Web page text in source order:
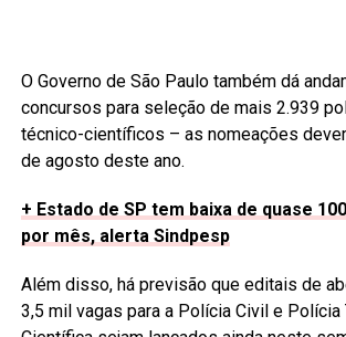
O Governo de São Paulo também dá
concursos para seleção de mais 2.939
técnico-científicos – as nomeações
de agosto deste ano.
+ Estado de SP tem baixa de quase
por mês, alerta Sindpesp
Além disso, há previsão que editais de
3,5 mil vagas para a Polícia Civil e Polícia